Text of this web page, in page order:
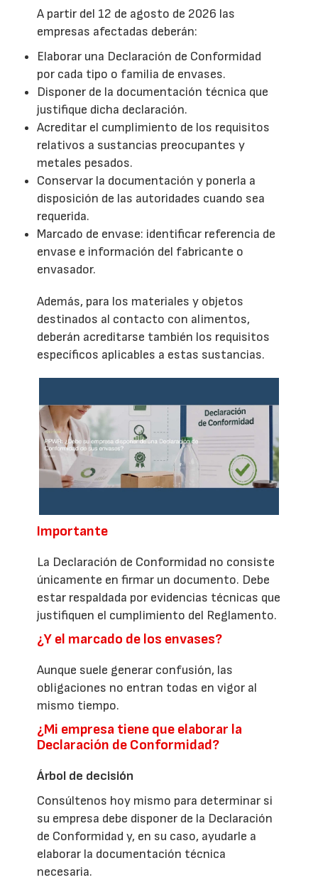
A partir del 12 de agosto de 2026 las
empresas afectadas deberán:
Elaborar una Declaración de Conformidad
por cada tipo o familia de envases.
Disponer de la documentación técnica que
justifique dicha declaración.
Acreditar el cumplimiento de los requisitos
relativos a sustancias preocupantes y
metales pesados.
Conservar la documentación y ponerla a
disposición de las autoridades cuando sea
requerida.
Marcado de envase: identificar referencia de
envase e información del fabricante o
envasador.
Además, para los materiales y objetos
destinados al contacto con alimentos,
deberán acreditarse también los requisitos
específicos aplicables a estas sustancias.
Importante
La Declaración de Conformidad no consiste
únicamente en firmar un documento. Debe
estar respaldada por evidencias técnicas que
justifiquen el cumplimiento del Reglamento.
¿Y el marcado de los envases?
Aunque suele generar confusión, las
obligaciones no entran todas en vigor al
mismo tiempo.
¿Mi empresa tiene que elaborar la
Declaración de Conformidad?
Árbol de decisión
Consúltenos hoy mismo para determinar si
su empresa debe disponer de la Declaración
de Conformidad y, en su caso, ayudarle a
elaborar la documentación técnica
necesaria.